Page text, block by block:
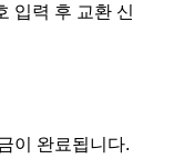
입력 후 교환 신
이 완료됩니다.